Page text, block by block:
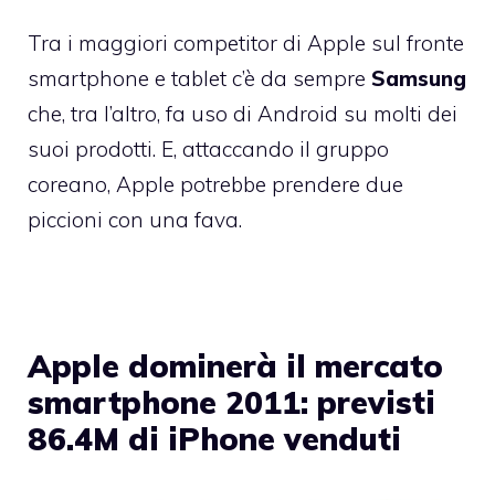
Tra i maggiori competitor di Apple sul fronte
smartphone e tablet c’è da sempre Samsung
che, tra l’altro, fa uso di Android su molti dei
suoi prodotti. E, attaccando il gruppo
coreano, Apple potrebbe prendere due
piccioni con una fava.
Apple dominerà il mercato
smartphone 2011: previsti
86.4M di iPhone venduti